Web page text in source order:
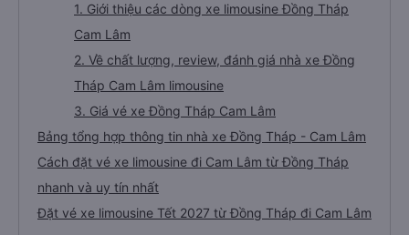
1. Giới thiệu các dòng xe limousine Đồng Tháp
Cam Lâm
2. Về chất lượng, review, đánh giá nhà xe Đồng
Tháp Cam Lâm limousine
3. Giá vé xe Đồng Tháp Cam Lâm
Bảng tổng hợp thông tin nhà xe Đồng Tháp - Cam Lâm
Cách đặt vé xe limousine đi Cam Lâm từ Đồng Tháp
nhanh và uy tín nhất
Đặt vé xe limousine Tết 2027 từ Đồng Tháp đi Cam Lâm